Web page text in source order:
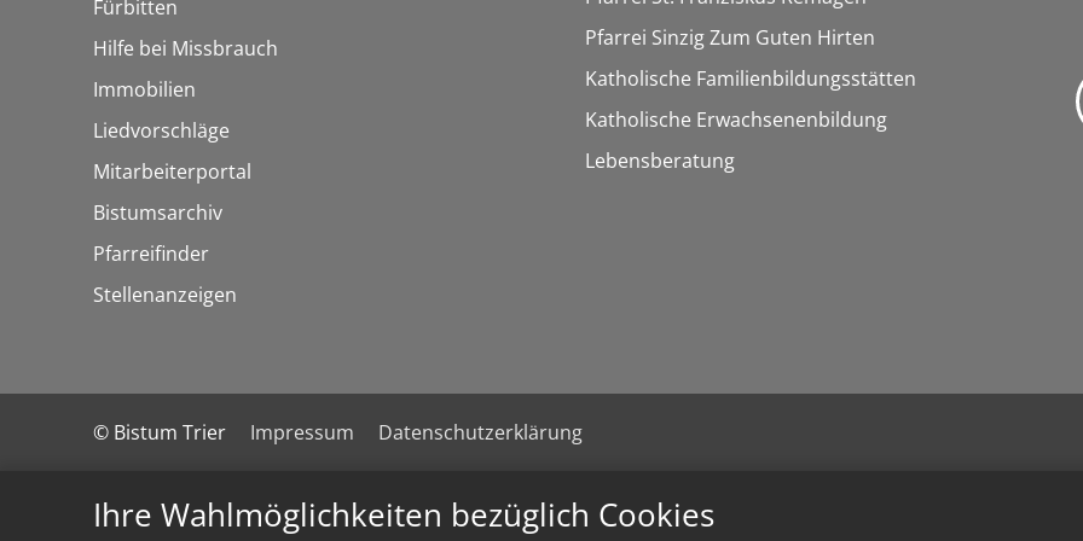
Ihre Wahlmöglichkeiten bezüglich Cookies
Fürbitten
Hilfe bei Missbrauch
Immobilien
Liedvorschläge
Mitarbeiterportal
Bistumsarchiv
Pfarreifinder
Stellenanzeigen
Pfarrei Sinzig Zum Guten Hirten
Katholische Familienbildungsstätten
Katholische Erwachsenenbildung
Lebensberatung
© Bistum Trier Impressum Datenschutzerklärung